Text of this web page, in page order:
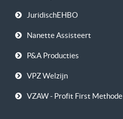
JuridischEHBO
Nanette Assisteert
P&A Producties
VPZ Welzijn
VZAW - Profit First Methode